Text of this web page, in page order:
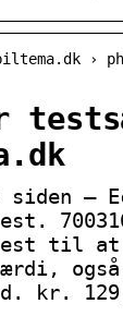
›
—
til
kr.